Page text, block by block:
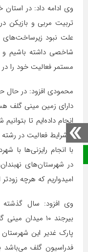
صفحه نخست
وی ادامه داد: در استان
تربیت مربی و بازیکن
علت نبود زیرساخت‌های
شاخصی داشته باشیم و
مستمر فعالیت خود را
دارای زمین مینی گلف
انجام داده‌ایم تا
و شرایط فعالیت در
با انجام رایزنی‌ها با
در شهرستان‌های
امیدواریم که هرچه
وی افزود: سال گذشته
بیرجند ۱۰
فدراسیون گلف